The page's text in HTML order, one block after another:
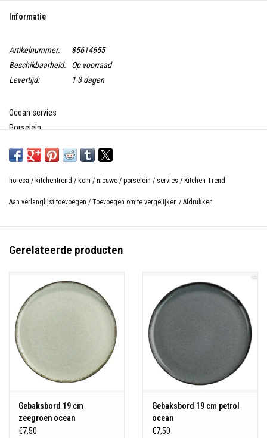
Informatie
Artikelnummer:
85614655
Beschikbaarheid:
Op voorraad
Levertijd:
1-3 dagen
Ocean servies
Porselein
horeca / kitchentrend / kom / nieuwe / porselein / servies / Kitchen Trend
Aan verlanglijst toevoegen / Toevoegen om te vergelijken / Afdrukken
Gerelateerde producten
Gebaksbord 19 cm
zeegroen ocean
€7,50
Gebaksbord 19 cm petrol
ocean
€7,50